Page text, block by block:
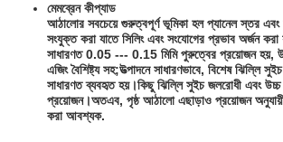
মেমব্রেন কীপ্যাড
আঠালোর সবচেয়ে গুরুত্বপূর্ণ ভূমিকা হল প্যানেল স্তর এবং
সংযুক্ত করা যাতে সিলিং এবং সংযোগের প্রভাব অর্জন
সাধারণত 0.05 --- 0.15 মিমি পুরুত্বের প্রয়োজন হয়,
এজিং বৈশিষ্ট্য সহ;উত্পাদনে সাধারণভাবে, বিশেষ ঝিল্লি
সাধারণত ব্যবহৃত হয়।কিছু ঝিল্লি সুইচ জলরোধী এবং উচ্চ
প্রয়োজন।অতএব, পৃষ্ঠ আঠালো এছাড়াও প্রয়োজন অনুযায়ী
করা আবশ্যক.